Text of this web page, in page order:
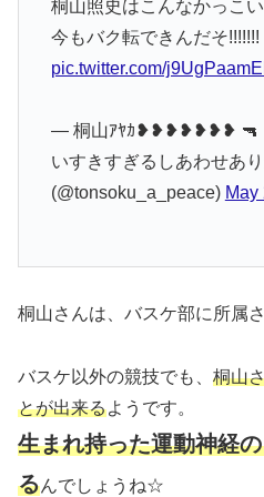
桐山照史はこんなかっこい
今もバク転できんだそ!!!!!!!
pic.twitter.com/
— 桐山ｱﾔｶ❥❥❥❥❥❥❥ 🔫
いすきすぎるしあわせあ
(@tonsoku_a_peace) May
桐山さんは、バスケ部に所属
バスケ以外の競技でも、 桐山
とが出来るようです。
生まれ持った運動神経
るんでしょうね☆